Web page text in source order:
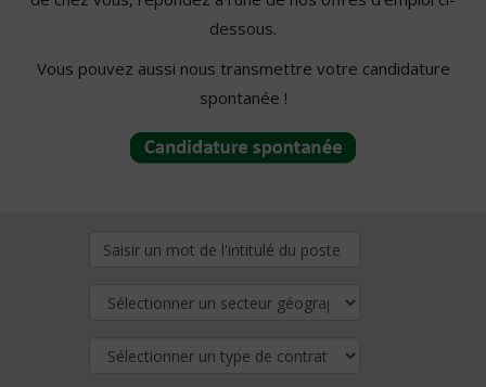
dessous.
Vous pouvez aussi nous transmettre votre candidature
spontanée !